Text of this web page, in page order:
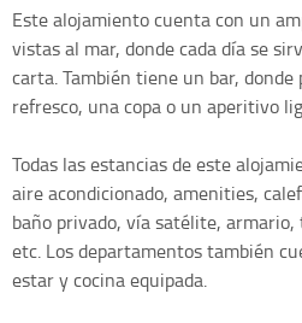
Este alojamiento cuenta con un
vistas al mar, donde cada día se
carta. También tiene un bar,
refresco, una copa o un aperitivo
Todas las estancias de este
aire acondicionado, amenities,
baño privado, vía satélite,
etc. Los departamentos también
estar y cocina equipada.